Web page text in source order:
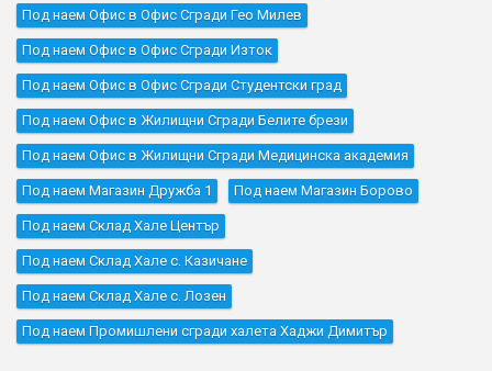
Под наем Офис в Офис Сгради Гео Милев
Под наем Офис в Офис Сгради Изток
Под наем Офис в Офис Сгради Студентски град
Под наем Офис в Жилищни Сгради Белите брези
Под наем Офис в Жилищни Сгради Медицинска академия
Под наем Магазин Дружба 1 Под наем Магазин Борово
Под наем Склад Хале Център
Под наем Склад Хале с. Казичане
Под наем Склад Хале с. Лозен
Под наем Промишлени сгради халета Хаджи Димитър